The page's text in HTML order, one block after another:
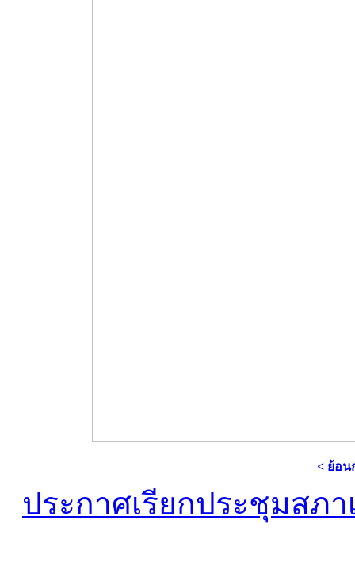
< ย้อน
ประกาศเรียกประชุมสภ